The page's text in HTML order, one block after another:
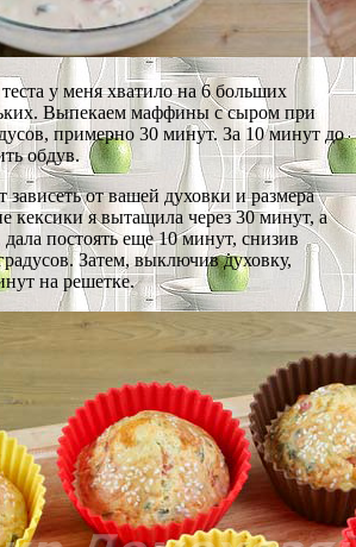
у меня хватило на 6 больших
Выпекаем маффины с сыром при
примерно 30 минут. За 10 минут до
обдув.
от вашей духовки и размера
кексики я вытащила через 30 минут, а
постоять еще 10 минут, снизив
Затем, выключив духовку,
на решетке.